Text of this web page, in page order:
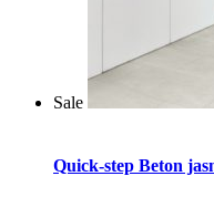
Sale
Quick-step Beton